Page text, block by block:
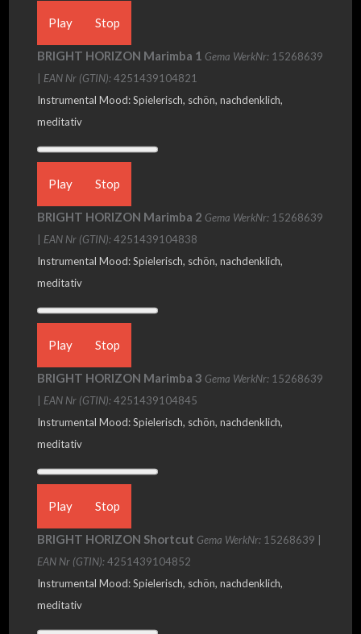
Play Stop
BRIGHT HORIZON Marimba 1 Gema WerkNr: 15268639
EAN Nr (GTIN):4251439104821
Instrumental Mood: Spielerisch, schön, nachdenklich,
meditativ
Play Stop
BRIGHT HORIZON Marimba 2 Gema WerkNr: 15268639
EAN Nr (GTIN):4251439104838
Instrumental Mood: Spielerisch, schön, nachdenklich,
meditativ
Play Stop
BRIGHT HORIZON Marimba 3 Gema WerkNr: 15268639
EAN Nr (GTIN):4251439104845
Instrumental Mood: Spielerisch, schön, nachdenklich,
meditativ
Play Stop
BRIGHT HORIZON Shortcut Gema WerkNr: 15268639 |
EAN Nr (GTIN):4251439104852
Instrumental Mood: Spielerisch, schön, nachdenklich,
meditativ